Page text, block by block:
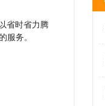
省时省力腾
的服务。